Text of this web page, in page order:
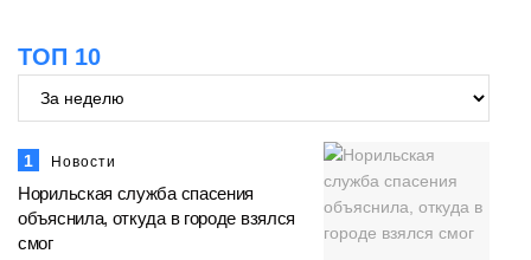
07 августа
Общество
адаптироваться к жизни
ТОП 10
1 Новости
Норильская служба спасения
объяснила, откуда в городе взялся
смог